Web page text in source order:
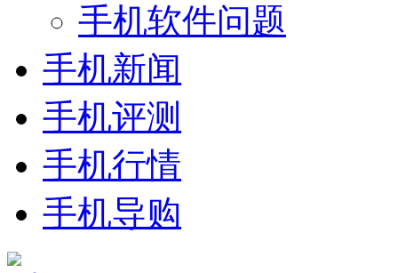
手机软件问题
手机新闻
手机评测
手机行情
手机导购